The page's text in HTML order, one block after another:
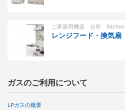
ご家庭用機器 台所 Kitchen
レンジフード・換気扇
ガスのご利用について
LPガスの概要